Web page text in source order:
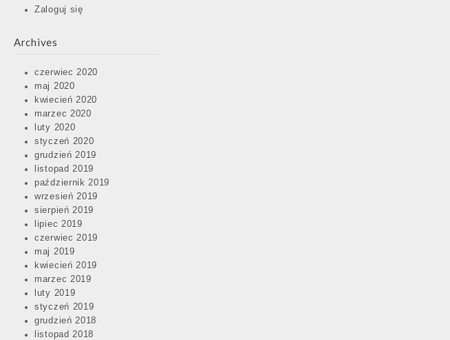
Zaloguj się
Archives
czerwiec 2020
maj 2020
kwiecień 2020
marzec 2020
luty 2020
styczeń 2020
grudzień 2019
listopad 2019
październik 2019
wrzesień 2019
sierpień 2019
lipiec 2019
czerwiec 2019
maj 2019
kwiecień 2019
marzec 2019
luty 2019
styczeń 2019
grudzień 2018
listopad 2018